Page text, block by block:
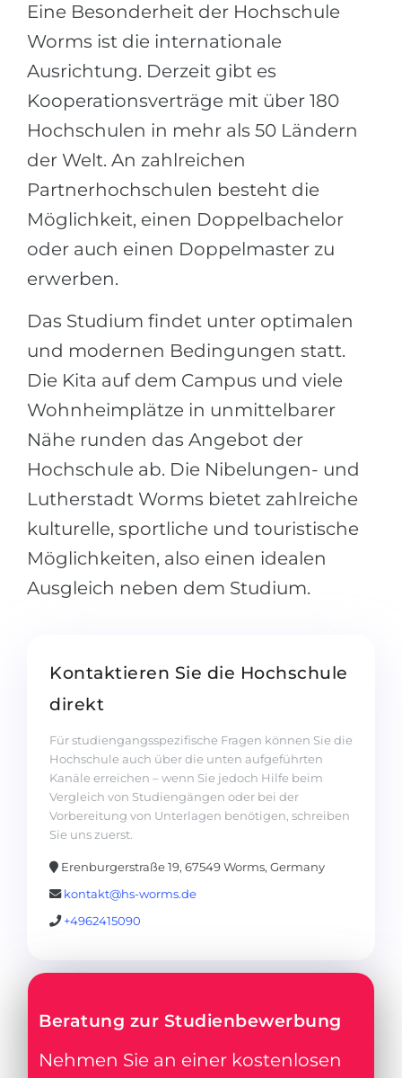
Eine Besonderheit der Hochschule
Worms ist die internationale
Ausrichtung. Derzeit gibt es
Kooperationsverträge mit über 180
Hochschulen in mehr als 50 Ländern
der Welt. An zahlreichen
Partnerhochschulen besteht die
Möglichkeit, einen Doppelbachelor
oder auch einen Doppelmaster zu
erwerben.
Das Studium findet unter optimalen
und modernen Bedingungen statt.
Die Kita auf dem Campus und viele
Wohnheimplätze in unmittelbarer
Nähe runden das Angebot der
Hochschule ab. Die Nibelungen- und
Lutherstadt Worms bietet zahlreiche
kulturelle, sportliche und touristische
Möglichkeiten, also einen idealen
Ausgleich neben dem Studium.
Kontaktieren Sie die Hochschule
direkt
Für studiengangsspezifische Fragen können Sie die
Hochschule auch über die unten aufgeführten
Kanäle erreichen – wenn Sie jedoch Hilfe beim
Vergleich von Studiengängen oder bei der
Vorbereitung von Unterlagen benötigen, schreiben
Sie uns zuerst.
Erenburgerstraße 19, 67549 Worms, Germany
kontakt@hs-worms.de
+4962415090
Beratung zur Studienbewerbung
Nehmen Sie an einer kostenlosen